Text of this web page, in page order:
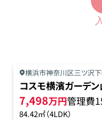
横浜市神奈川区三ツ沢
コスモ横濱ガーデン
7,498万円管理費
84.42㎡（4LDK）